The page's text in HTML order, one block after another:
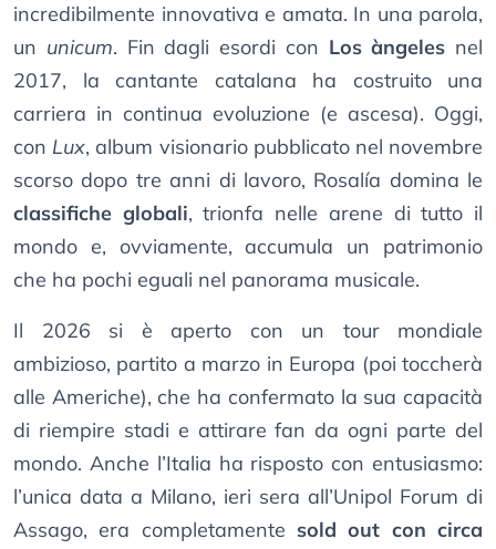
incredibilmente innovativa e amata. In una parola,
un unicum. Fin dagli esordi con Los àngeles nel
2017, la cantante catalana ha costruito una
carriera in continua evoluzione (e ascesa). Oggi,
con Lux, album visionario pubblicato nel novembre
scorso dopo tre anni di lavoro, Rosalía domina le
classifiche globali, trionfa nelle arene di tutto il
mondo e, ovviamente, accumula un patrimonio
che ha pochi eguali nel panorama musicale.
Il 2026 si è aperto con un tour mondiale
ambizioso, partito a marzo in Europa (poi toccherà
alle Americhe), che ha confermato la sua capacità
di riempire stadi e attirare fan da ogni parte del
mondo. Anche l’Italia ha risposto con entusiasmo:
l’unica data a Milano, ieri sera all’Unipol Forum di
Assago, era completamente sold out con circa